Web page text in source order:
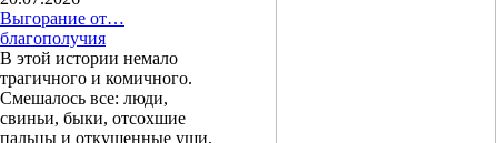
Выгорание от…
благополучия
В этой истории немало
трагичного и комичного.
Смешалось все: люди,
свиньи, быки, отсохшие
пальцы и откушенные уши,